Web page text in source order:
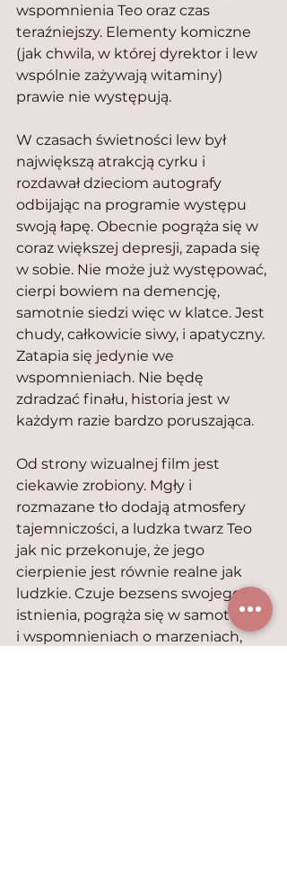
wspomnienia Teo oraz czas
teraźniejszy. Elementy komiczne
(jak chwila, w której dyrektor i lew
wspólnie zażywają witaminy)
prawie nie występują.
W czasach świetności lew był
największą atrakcją cyrku i
rozdawał dzieciom autografy
odbijając na programie występu
swoją łapę. Obecnie pogrąża się w
coraz większej depresji, zapada się
w sobie. Nie może już występować,
cierpi bowiem na demencję,
samotnie siedzi więc w klatce. Jest
chudy, całkowicie siwy, i apatyczny.
Zatapia się jedynie we
wspomnieniach. Nie będę
zdradzać finału, historia jest w
każdym razie bardzo poruszająca.
Od strony wizualnej film jest
ciekawie zrobiony. Mgły i
rozmazane tło dodają atmosfery
tajemniczości, a ludzka twarz Teo
jak nic przekonuje, że jego
cierpienie jest równie realne jak
ludzkie. Czuje bezsens swojego
istnienia, pogrąża się w samotności
i wspomnieniach o marzeniach,